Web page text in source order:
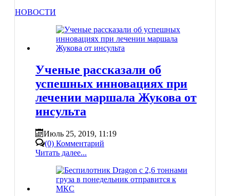
НОВОСТИ
Ученые рассказали об
успешных инновациях при
лечении маршала Жукова от
инсульта
Июль 25, 2019, 11:19
(0) Комментарий
Читать далее...